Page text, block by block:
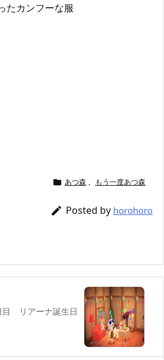
たカンフーな服
 あつ森 , もう一度あつ森
 Posted by horohoro
リアーナ誕生日